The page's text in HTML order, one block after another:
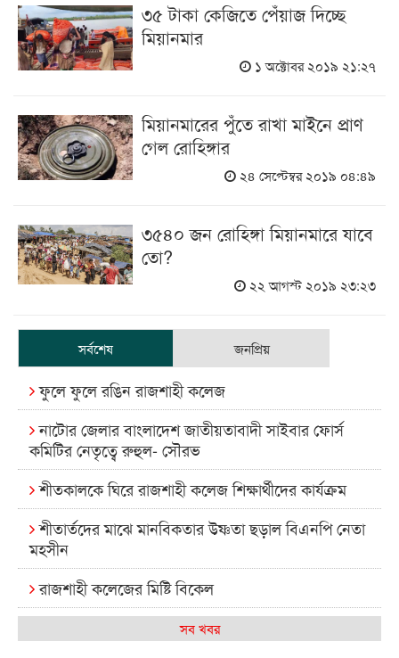
৩৫ টাকা কেজিতে পেঁয়াজ দিচ্ছে
মিয়ানমার
১ অক্টোবর ২০১৯ ২১:২৭
মিয়ানমারের পুঁতে রাখা মাইনে প্রাণ
গেল রোহিঙ্গার
২৪ সেপ্টেম্বর ২০১৯ ০৪:৪৯
৩৫৪০ জন রোহিঙ্গা মিয়ানমারে যাবে
তো?
২২ আগস্ট ২০১৯ ২৩:২৩
সর্বশেষ জনপ্রিয়
ফুলে ফুলে রঙিন রাজশাহী কলেজ
নাটোর জেলার বাংলাদেশ জাতীয়তাবাদী সাইবার ফোর্স
কমিটির নেতৃত্বে রুহুল- সৌরভ
শীতকালকে ঘিরে রাজশাহী কলেজ শিক্ষার্থীদের কার্যক্রম
শীতার্তদের মাঝে মানবিকতার উষ্ণতা ছড়াল বিএনপি নেতা
মহসীন
রাজশাহী কলেজের মিষ্টি বিকেল
কেমন আছে আমাদের দেশের মধ্যবিত্তরা
সব খবর